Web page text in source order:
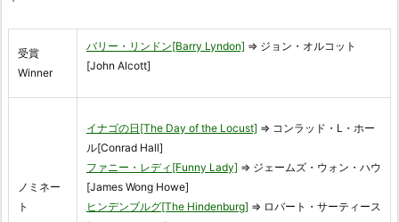
受賞
Winner
バリー・リンドン[Barry Lyndon] ⇒ ジョン・オルコット
[John Alcott]
ノミネー
ト
イナゴの日[The Day of the Locust] ⇒ コンラッド・L・ホー
ル[Conrad Hall]
ファニー・レディ[Funny Lady] ⇒ ジェームズ・ウォン・ハウ
[James Wong Howe]
ヒンデンブルグ[The Hindenburg] ⇒ ロバート・サーティース